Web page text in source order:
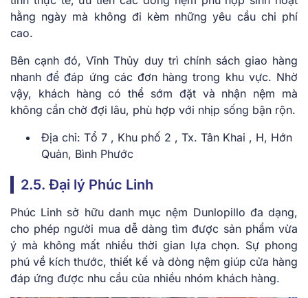
hằng ngày mà không đi kèm những yêu cầu chi phí
cao.
Bên cạnh đó, Vĩnh Thủy duy trì chính sách giao hàng
nhanh để đáp ứng các đơn hàng trong khu vực. Nhờ
vậy, khách hàng có thể sớm đặt và nhận nệm mà
không cần chờ đợi lâu, phù hợp với nhịp sống bận rộn.
Địa chỉ: Tổ 7 , Khu phố 2 , Tx. Tân Khai , H, Hớn
Quản, Bình Phước
2.5. Đại lý Phúc Linh
Phúc Linh sở hữu danh mục nệm Dunlopillo đa dạng,
cho phép người mua dễ dàng tìm được sản phẩm vừa
ý mà không mất nhiều thời gian lựa chọn. Sự phong
phú về kích thước, thiết kế và dòng nệm giúp cửa hàng
đáp ứng được nhu cầu của nhiều nhóm khách hàng.